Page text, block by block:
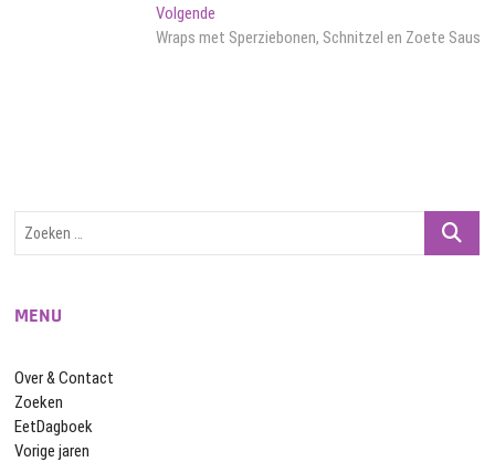
VolgendeVolgend
bericht:
Wraps met Sperziebonen, Schnitzel en Zoete Saus
Zoeken
MENU
Over & Contact
Zoeken
EetDagboek
Vorige jaren